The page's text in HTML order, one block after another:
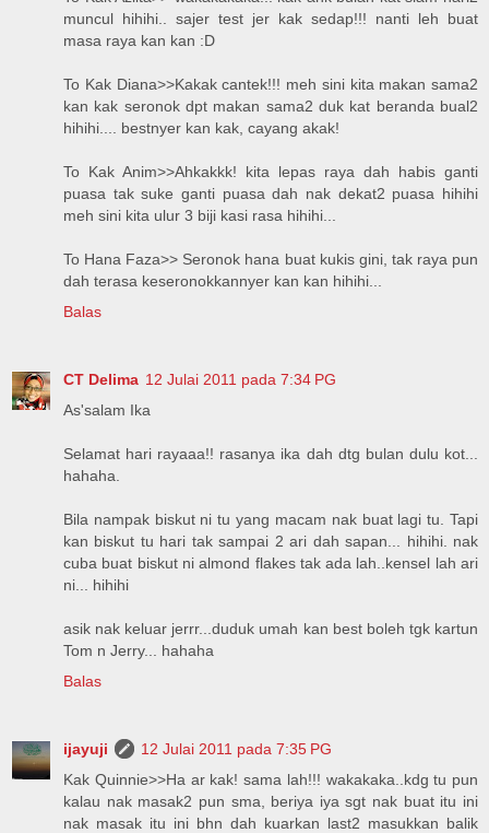
muncul hihihi.. sajer test jer kak sedap!!! nanti leh buat
masa raya kan kan :D
To Kak Diana>>Kakak cantek!!! meh sini kita makan sama2
kan kak seronok dpt makan sama2 duk kat beranda bual2
hihihi.... bestnyer kan kak, cayang akak!
To Kak Anim>>Ahkakkk! kita lepas raya dah habis ganti
puasa tak suke ganti puasa dah nak dekat2 puasa hihihi
meh sini kita ulur 3 biji kasi rasa hihihi...
To Hana Faza>> Seronok hana buat kukis gini, tak raya pun
dah terasa keseronokkannyer kan kan hihihi...
Balas
CT Delima 12 Julai 2011 pada 7:34 PG
As'salam Ika
Selamat hari rayaaa!! rasanya ika dah dtg bulan dulu kot...
hahaha.
Bila nampak biskut ni tu yang macam nak buat lagi tu. Tapi
kan biskut tu hari tak sampai 2 ari dah sapan... hihihi. nak
cuba buat biskut ni almond flakes tak ada lah..kensel lah ari
ni... hihihi
asik nak keluar jerrr...duduk umah kan best boleh tgk kartun
Tom n Jerry... hahaha
Balas
ijayuji
12 Julai 2011 pada 7:35 PG
Kak Quinnie>>Ha ar kak! sama lah!!! wakakaka..kdg tu pun
kalau nak masak2 pun sma, beriya iya sgt nak buat itu ini
nak masak itu ini bhn dah kuarkan last2 masukkan balik